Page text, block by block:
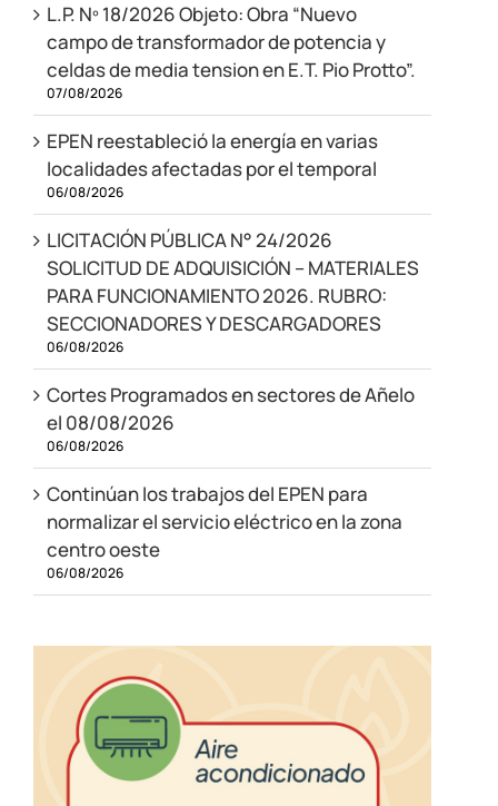
L.P. Nº 18/2026 Objeto: Obra “Nuevo
campo de transformador de potencia y
celdas de media tension en E.T. Pio Protto”.
07/08/2026
EPEN reestableció la energía en varias
localidades afectadas por el temporal
06/08/2026
LICITACIÓN PÚBLICA N° 24/2026
SOLICITUD DE ADQUISICIÓN – MATERIALES
PARA FUNCIONAMIENTO 2026. RUBRO:
SECCIONADORES Y DESCARGADORES
06/08/2026
Cortes Programados en sectores de Añelo
el 08/08/2026
06/08/2026
Continúan los trabajos del EPEN para
normalizar el servicio eléctrico en la zona
centro oeste
06/08/2026